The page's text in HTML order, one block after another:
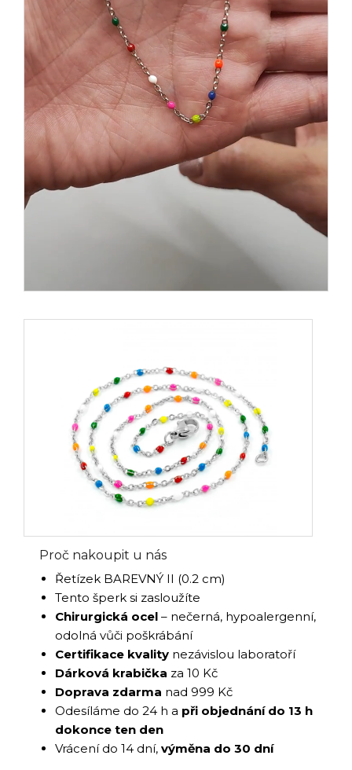
Proč nakoupit u nás
Řetízek BAREVNÝ II (0.2 cm)
Tento šperk si zasloužíte
Chirurgická ocel – nečerná, hypoalergenní,
odolná vůči poškrábání
Certifikace kvality nezávislou laboratoří
Dárková krabička za 10 Kč
Doprava zdarma nad 999 Kč
Odesíláme do 24 h a při objednání do 13 h
dokonce ten den
Vrácení do 14 dní, výměna do 30 dní